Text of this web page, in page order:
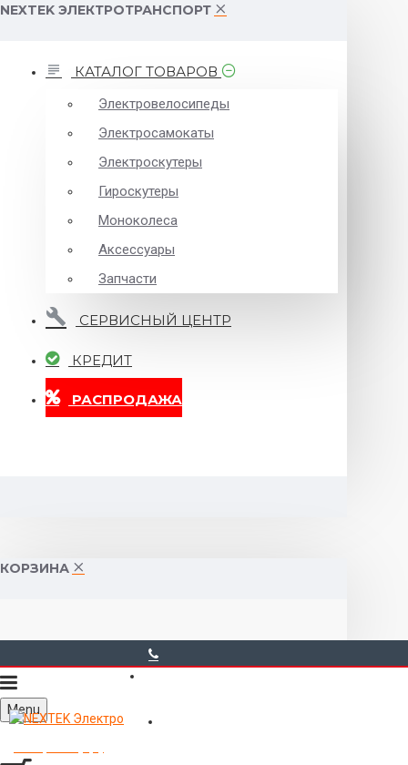
NEXTEK ЭЛЕКТРОТРАНСПОРТ
КАТАЛОГ ТОВАРОВ
Электровелосипеды
Электросамокаты
Электроскутеры
Гироскутеры
Моноколеса
Аксессуары
Запчасти
СЕРВИСНЫЙ ЦЕНТР
КРЕДИТ
РАСПРОДАЖА
КОРЗИНА
Menu